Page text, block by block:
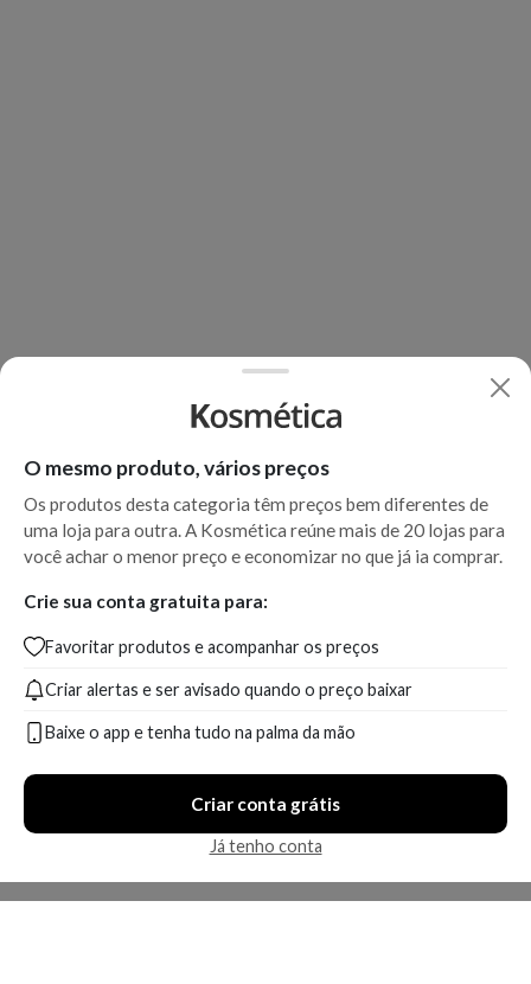
O mesmo produto, vários preços
Os produtos desta categoria têm preços bem diferentes de
uma loja para outra. A Kosmética reúne mais de 20 lojas para
você achar o menor preço e economizar no que já ia comprar.
Crie sua conta gratuita para:
Favoritar produtos e acompanhar os preços
Criar alertas e ser avisado quando o preço baixar
Baixe o app e tenha tudo na palma da mão
Criar conta grátis
Já tenho conta